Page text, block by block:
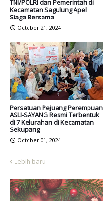
TNI/POLRI dan Pemerintah di
Kecamatan Sagulung Apel
Siaga Bersama
October 21, 2024
Persatuan Pejuang Perempuan
ASLI-SAYANG Resmi Terbentuk
di 7 Kelurahan di Kecamatan
Sekupang
October 01, 2024
Lebih baru